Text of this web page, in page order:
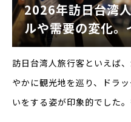
2026年訪日台湾
ルや需要の変化
旅行のトレンド
訪日台湾人旅行客といえば
やかに観光地を巡り、ドラ
いをする姿が印象的でした